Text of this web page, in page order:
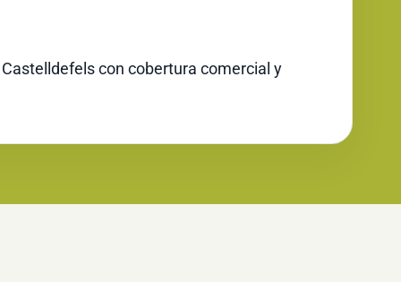
con cobertura comercial y